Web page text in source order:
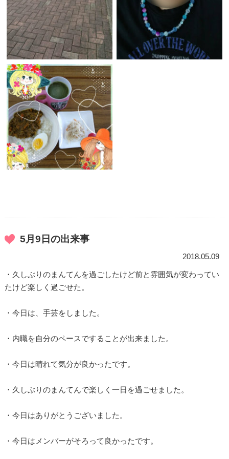
5月9日の出来事
2018.05.09
・久しぶりのまんてんを過ごしたけど前と雰囲気が変わってい
たけど楽しく過ごせた。
・今日は、手芸をしました。
・内職を自分のペースですることが出来ました。
・今日は晴れて気分が良かったです。
・久しぶりのまんてんで楽しく一日を過ごせました。
・今日はありがとうございました。
・今日はメンバーがそろって良かったです。